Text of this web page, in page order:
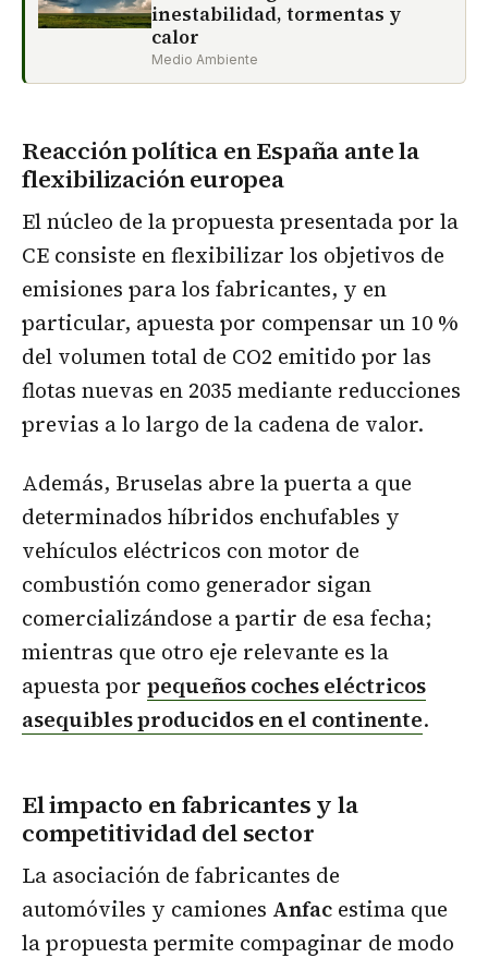
inestabilidad, tormentas y
calor
Medio Ambiente
Reacción política en España ante la
flexibilización europea
El núcleo de la propuesta presentada por la
CE consiste en flexibilizar los objetivos de
emisiones para los fabricantes, y en
particular, apuesta por compensar un 10 %
del volumen total de CO2 emitido por las
flotas nuevas en 2035 mediante reducciones
previas a lo largo de la cadena de valor.
Además, Bruselas abre la puerta a que
determinados híbridos enchufables y
vehículos eléctricos con motor de
combustión como generador sigan
comercializándose a partir de esa fecha;
mientras que otro eje relevante es la
apuesta por pequeños coches eléctricos
asequibles producidos en el continente.
El impacto en fabricantes y la
competitividad del sector
La asociación de fabricantes de
automóviles y camiones Anfac estima que
la propuesta permite compaginar de modo